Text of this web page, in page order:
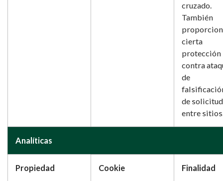
cruzado.
También
cierta
protección
contra
de
de
entre
Analíticas
Propiedad Cookie Finalidad